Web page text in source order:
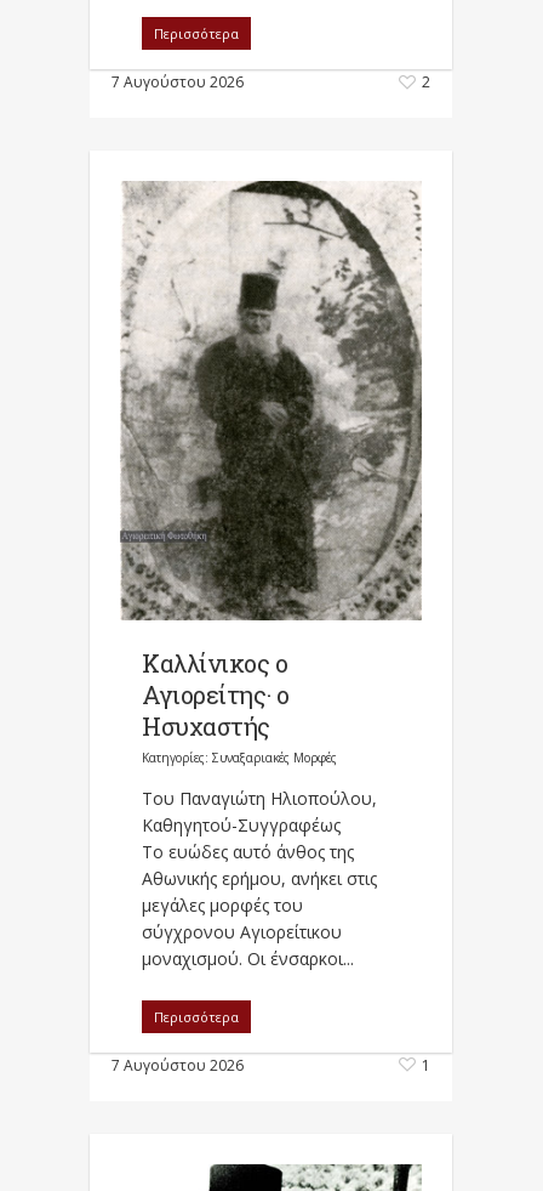
Περισσότερα
7 Αυγούστου 2026 2
Καλλίνικος ο
Αγιορείτης · ο
Ησυχαστής
Κατηγορίες: Συναξαριακές Μορφές
Του Παναγιώτη Ηλιοπούλου,
Καθηγητού-Συγγραφέως
Το ευώδες αυτό άνθος της
Αθωνικής ερήμου, ανήκει στις
μεγάλες μορφές του
σύγχρονου Αγιορείτικου
μοναχισμού. Οι ένσαρκοι...
Περισσότερα
7 Αυγούστου 2026 1